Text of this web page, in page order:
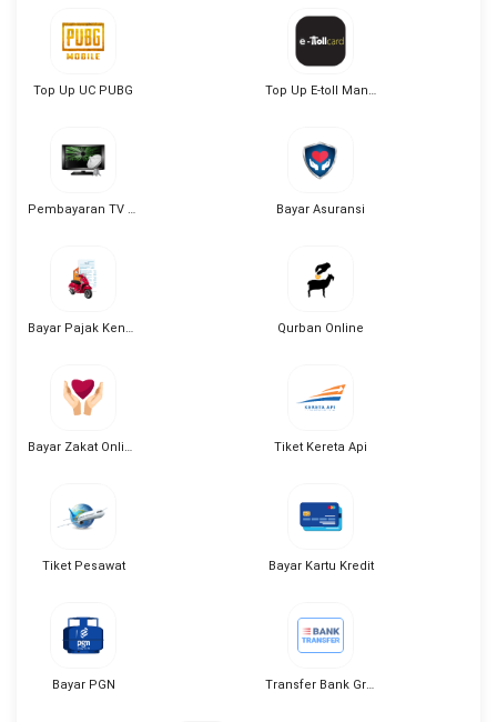
Top Up UC PUBG Top Up E-toll Mandiri
Pembayaran TV Kabel Bayar Asuransi
Bayar Pajak Kendaraan Qurban Online
Bayar Zakat Online Tiket Kereta Api
Tiket Pesawat Bayar Kartu Kredit
Bayar PGN Transfer Bank Gratis